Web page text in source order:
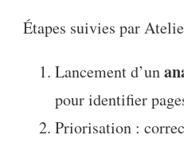
Étapes suivies par
Lancement d’un
pour identifier
Priorisation :